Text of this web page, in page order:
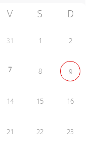
V S D
31 1 2
7 8 9
14 15 16
21 22 23